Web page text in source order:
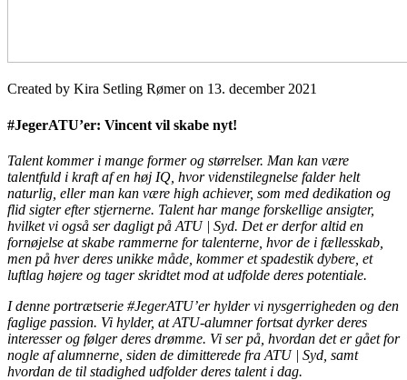
Created by Kira Setling Rømer on 13. december 2021
#JegerATU’er: Vincent vil skabe nyt!
Talent kommer i mange former og størrelser. Man kan være
talentfuld i kraft af en høj IQ, hvor videnstilegnelse falder helt
naturlig, eller man kan være high achiever, som med dedikation og
flid sigter efter stjernerne. Talent har mange forskellige ansigter,
hvilket vi også ser dagligt på ATU | Syd. Det er derfor altid en
fornøjelse at skabe rammerne for talenterne, hvor de i fællesskab,
men på hver deres unikke måde, kommer et spadestik dybere, et
luftlag højere og tager skridtet mod at udfolde deres potentiale.
I denne portrætserie #JegerATU’er hylder vi nysgerrigheden og den
faglige passion. Vi hylder, at ATU-alumner fortsat dyrker deres
interesser og følger deres drømme. Vi ser på, hvordan det er gået for
nogle af alumnerne, siden de dimitterede fra ATU | Syd, samt
hvordan de til stadighed udfolder deres talent i dag.